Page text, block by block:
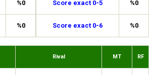
%0
%0
Score exact 0-5 %0
Score exact 0-6 %0
Rival MT RF